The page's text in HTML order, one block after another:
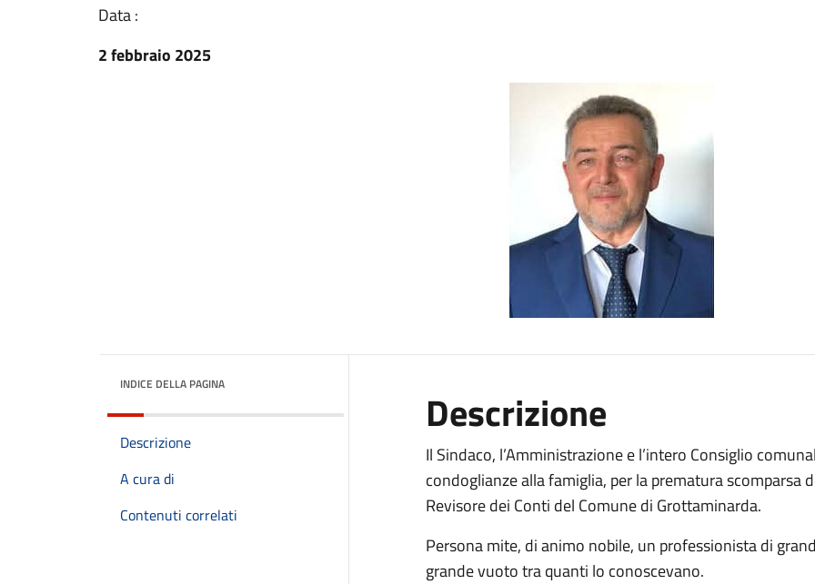
Data :
2 febbraio 2025
INDICE DELLA PAGINA
Descrizione
A cura di
Contenuti correlati
Descrizione
Il Sindaco, l’Amministrazione e l’intero Consiglio
condoglianze alla famiglia, per la prematura scomparsa
Revisore dei Conti del Comune di Grottaminarda.
Persona mite, di animo nobile, un professionista di
grande vuoto tra quanti lo conoscevano.